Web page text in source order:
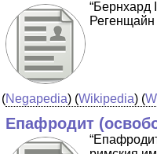
“Бернхард
(Negapedia) (Wikipedia) (
Епафродит